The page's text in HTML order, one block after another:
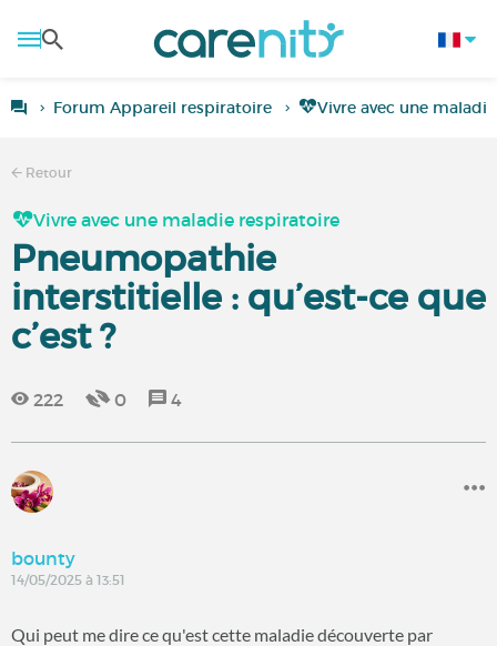
Forum Appareil respiratoire Vivre avec une
Retour
Vivre avec une maladie respiratoire
Pneumopathie
interstitielle : qu’est-ce que
c’est ?
222 0 4
bounty
14/05/2025 à 13:51
Qui peut me dire ce qu'est cette maladie découverte par